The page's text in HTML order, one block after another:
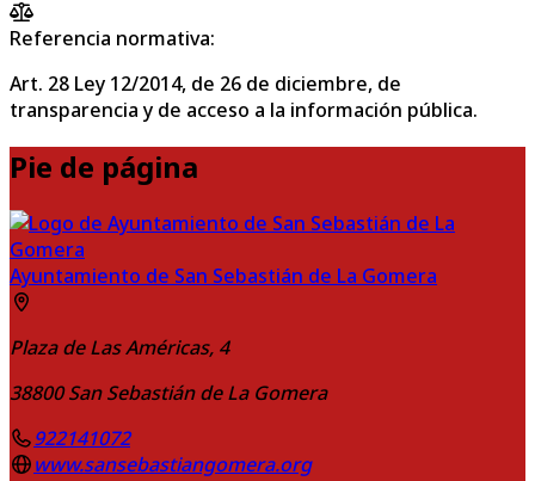
Referencia normativa:
Art. 28 Ley 12/2014, de 26 de diciembre, de
transparencia y de acceso a la información pública.
Pie de página
Ayuntamiento de San Sebastián de La Gomera
Plaza de Las Américas, 4
38800 San Sebastián de La Gomera
922141072
www.sansebastiangomera.org